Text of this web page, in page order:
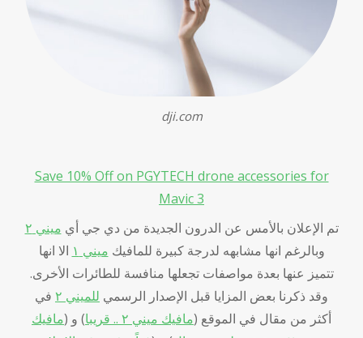
dji.com
Save 10% Off on PGYTECH drone accessories for
Mavic 3
تم الإعلان بالأمس عن الدرون الجديدة من دي جي أي ميني ٢
وبالرغم انها مشابهه لدرجة كبيرة للمافيك ميني ١
الا انها
تتميز عنها بعدة مواصفات تجعلها منافسة للطائرات الأخرى.
وقد ذكرنا بعض المزايا قبل الإصدار الرسمي للميني ٢
في
أكثر من مقال في الموقع (مافيك ميني ٢ .. قريبا ) و (مافيك